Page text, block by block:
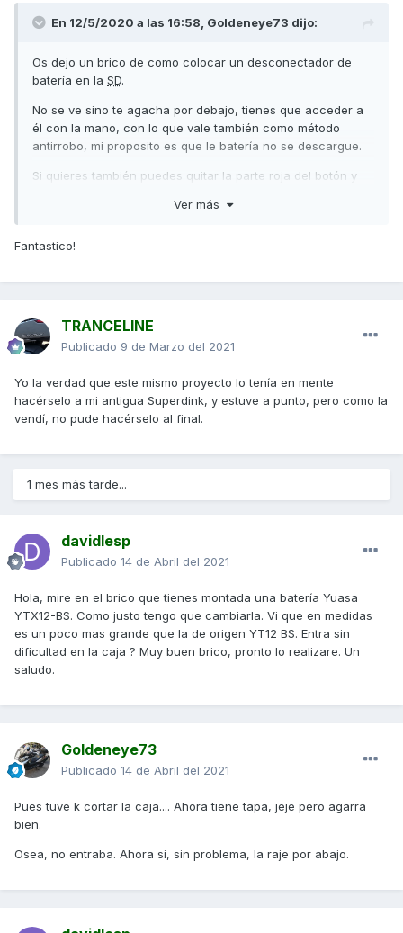
En 12/5/2020 a las 16:58, Goldeneye73 dijo:
Os dejo un brico de como colocar un desconectador de
batería en la SD.
No se ve sino te agacha por debajo, tienes que acceder a
él con la mano, con lo que vale también como método
antirrobo, mi proposito es que le batería no se descargue.
Si quieres también puedes quitar la parte roja del botón y
interrumpir el cable de la moto negativo con el borne
menos. El mio media unos 30cm.
Enviado desde mi SM-N960F mediante Tapatalk
Ver más
Fantastico!
TRANCELINE
Publicado 9 de Marzo del 2021
Yo la verdad que este mismo proyecto lo tenía en mente
hacérselo a mi antigua Superdink, y estuve a punto, pero como la
vendí, no pude hacérselo al final.
1 mes más tarde...
davidlesp
Publicado 14 de Abril del 2021
Hola, mire en el brico que tienes montada una batería Yuasa
YTX12-BS. Como justo tengo que cambiarla. Vi que en medidas
es un poco mas grande que la de origen YT12 BS. Entra sin
dificultad en la caja ? Muy buen brico, pronto lo realizare. Un
saludo.
Goldeneye73
Publicado 14 de Abril del 2021
Pues tuve k cortar la caja.... Ahora tiene tapa, jeje pero agarra
bien.
Osea, no entraba. Ahora si, sin problema, la raje por abajo.